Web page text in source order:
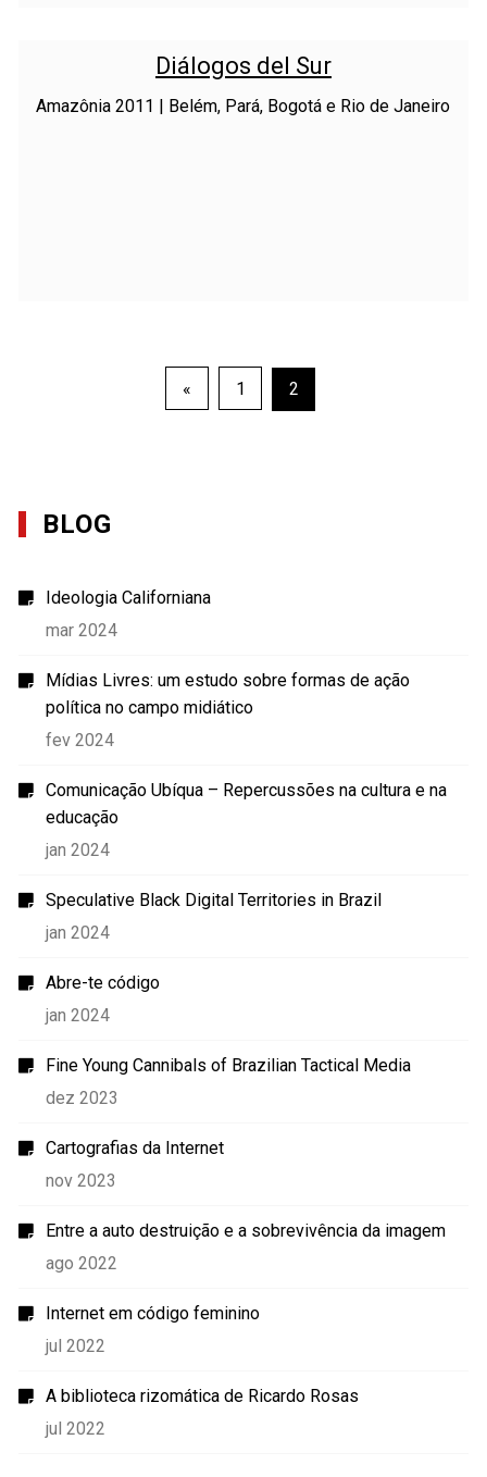
Diálogos del Sur
Amazônia 2011 | Belém, Pará, Bogotá e Rio de Janeiro
« 1 2
BLOG
Ideologia Californiana
mar 2024
Mídias Livres: um estudo sobre formas de ação
política no campo midiático
fev 2024
Comunicação Ubíqua – Repercussões na cultura e na
educação
jan 2024
Speculative Black Digital Territories in Brazil
jan 2024
Abre-te código
jan 2024
Fine Young Cannibals of Brazilian Tactical Media
dez 2023
Cartografias da Internet
nov 2023
Entre a auto destruição e a sobrevivência da imagem
ago 2022
Internet em código feminino
jul 2022
A biblioteca rizomática de Ricardo Rosas
jul 2022